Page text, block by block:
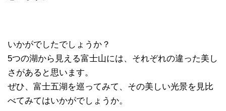
いかがでしたでしょうか？
5つの湖から見える富士山には、それぞれの違った美し
さがあると思います。
ぜひ、富士五湖を巡ってみて、その美しい光景を見比
べてみてはいかがでしょうか。